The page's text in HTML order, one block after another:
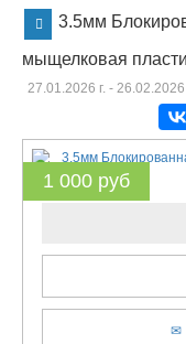
3.5мм
мыщелковая
27.01.2026 г. - 26.02.2026
1 000 руб